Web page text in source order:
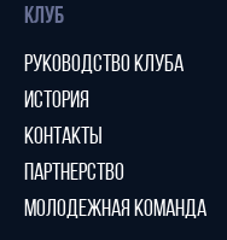
КЛУБ
РУКОВОДСТВО КЛУБА
ИСТОРИЯ
КОНТАКТЫ
ПАРТНЕРСТВО
МОЛОДЕЖНАЯ КОМАНДА